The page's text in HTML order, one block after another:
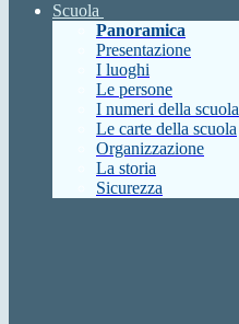
Scuola
Panoramica
Presentazione
I luoghi
Le persone
I numeri della scuola
Le carte della scuola
Organizzazione
La storia
Sicurezza